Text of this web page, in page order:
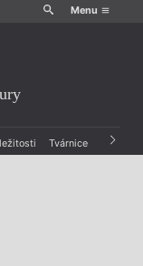
Menu
Tvárnice Archiv